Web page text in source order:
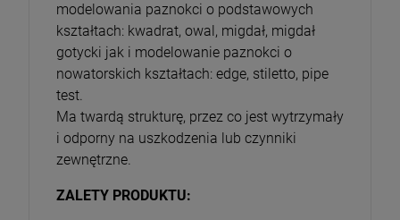
modelowania paznokci o podstawowych
kształtach: kwadrat, owal, migdał, migdał
gotycki jak i modelowanie paznokci o
nowatorskich kształtach: edge, stiletto, pipe
test.
Ma twardą strukturę, przez co jest wytrzymały
i odporny na uszkodzenia lub czynniki
zewnętrzne.
ZALETY PRODUKTU: